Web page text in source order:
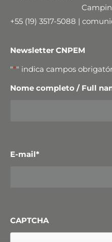
+55 (19) 3517-5088 |
Newsletter CNPEM
"*" indica campos
Nome completo / Full
E-mail*
CAPTCHA